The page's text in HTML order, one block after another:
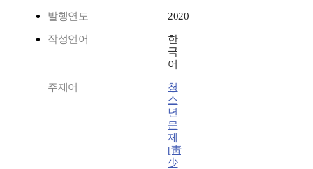
발행연도 2020
작성언어
한
국
어
주제어
청
소
년
문
제
[靑
少